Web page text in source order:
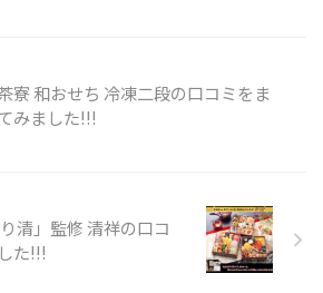
ち お
コミ
松山お
寮 和おせち 冷凍二段の口コミをま
みました!!!
清」監修 清祥の口コ
た!!!